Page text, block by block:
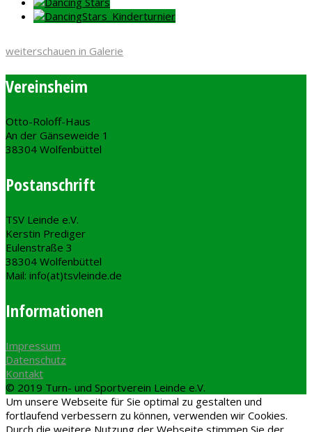
weiterschauen in Galerie
Vereinsheim
Otto-Roloff-Haus
An der Gänseweide 1
38304 Wolfenbüttel
Postanschrift
TSV Leinde e.V.
Kerstin Prediger
Eulenstraße 3
38304 Wolfenbüttel
Mail: info(at)tsvleinde.de
Informationen
Impressum
Datenschutz
Kontakt
© 2019 Turn- und Sportverein Leinde e.V.
Um unsere Webseite für Sie optimal zu gestalten und
fortlaufend verbessern zu können, verwenden wir Cookies.